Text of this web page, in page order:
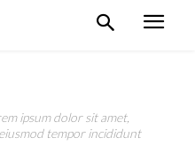
ipsum dolor sit amet,
tempor incididunt